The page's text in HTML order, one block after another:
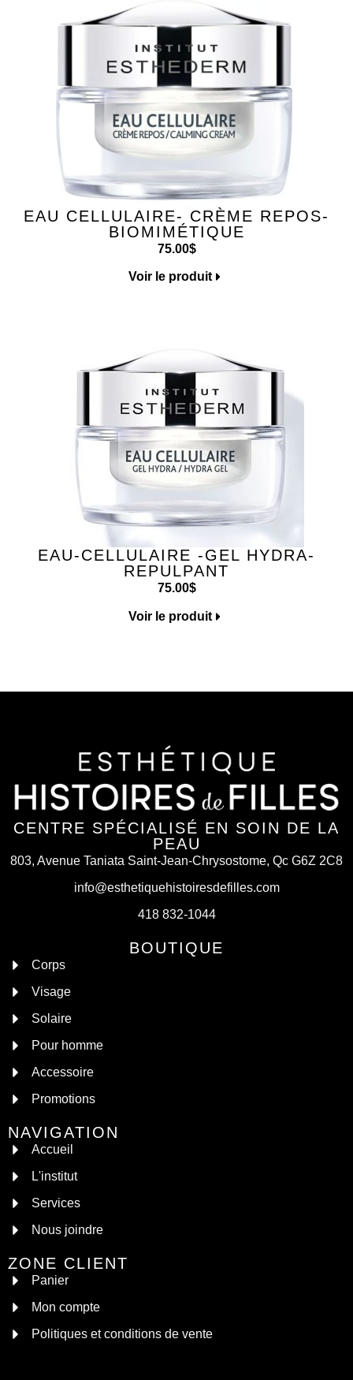
EAU CELLULAIRE- CRÈME REPOS-
BIOMIMÉTIQUE
75.00$
Voir le produit
EAU-CELLULAIRE -GEL HYDRA-
REPULPANT
75.00$
Voir le produit
CENTRE SPÉCIALISÉ EN SOIN DE LA
PEAU
803, Avenue Taniata Saint-Jean-Chrysostome, Qc G6Z 2C8
info@esthetiquehistoiresdefilles.com
418 832-1044
BOUTIQUE
Corps
Visage
Solaire
Pour homme
Accessoire
Promotions
NAVIGATION
Accueil
L'institut
Services
Nous joindre
ZONE CLIENT
Panier
Mon compte
Politiques et conditions de vente